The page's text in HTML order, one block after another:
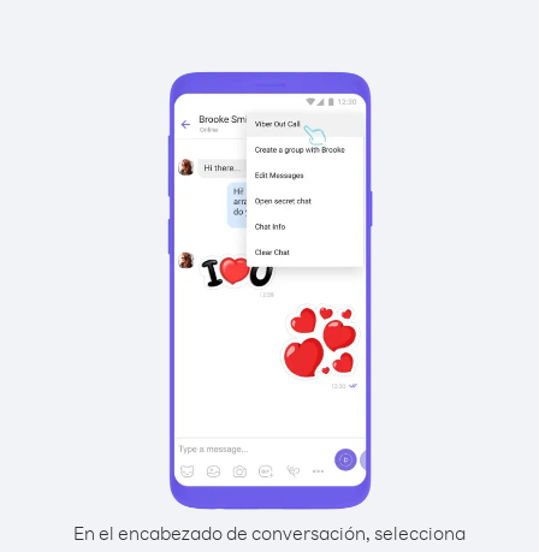
En el encabezado de conversación, selecciona